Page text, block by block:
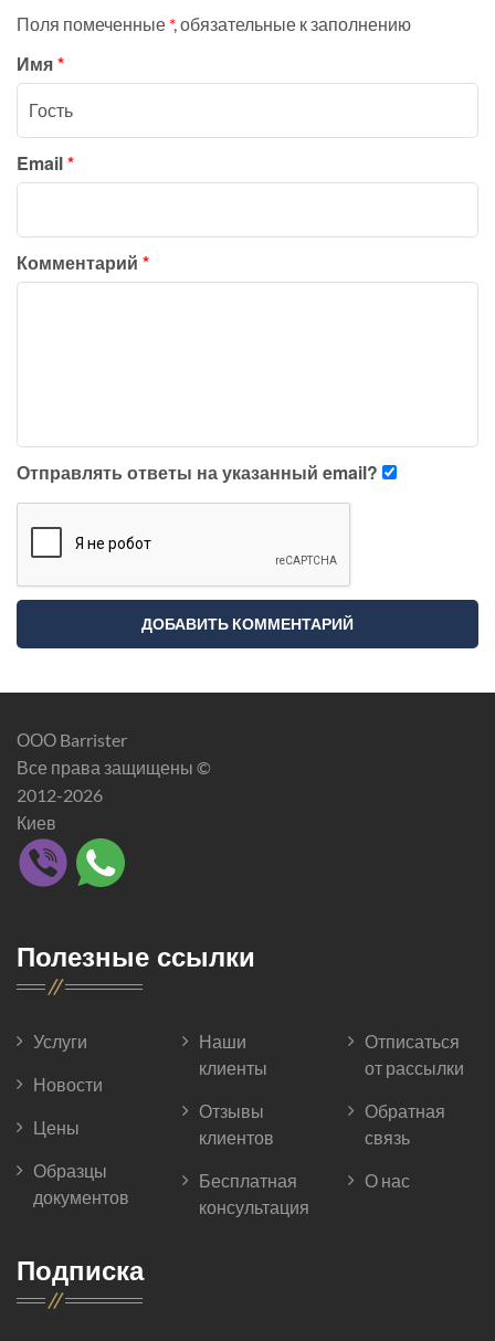
Поля помеченные *, обязательные к заполнению
Имя*
Email*
Комментарий *
Отправлять ответы на указанный email?
ООО Barrister
Все права защищены ©
2012-2026
Киев
Полезные ссылки
Услуги
Новости
Цены
Образцы
документов
Наши
клиенты
Отзывы
клиентов
Бесплатная
консультация
Отписаться
от рассылки
Обратная
связь
О нас
Подписка